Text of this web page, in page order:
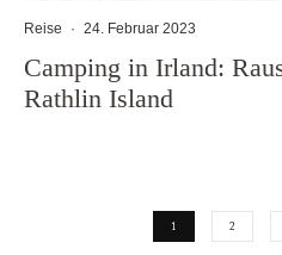
Reise · 24. Februar 2023
Camping in Irland:
Rathlin Island
1 2